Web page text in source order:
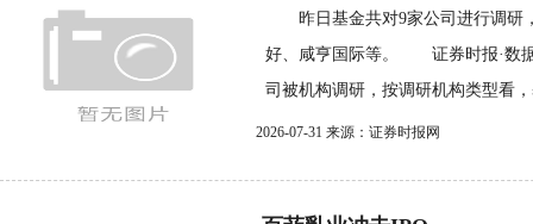
昨日基金共对9家公司进行调研
好、咸亨国际等。 证券时报·数据
司被机构调研，按调研机构类型看
2026-07-31 来源：证券时报网